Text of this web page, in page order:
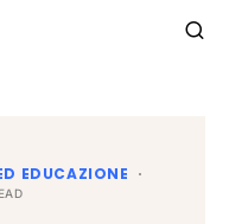
EDUCAZIONE